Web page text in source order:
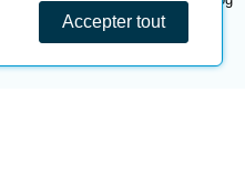
Accepter tout